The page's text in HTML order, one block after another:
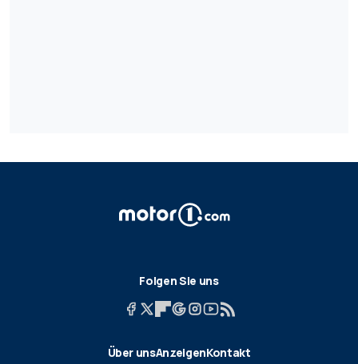
Folgen Sie uns
Über unsAnzeigenKontakt